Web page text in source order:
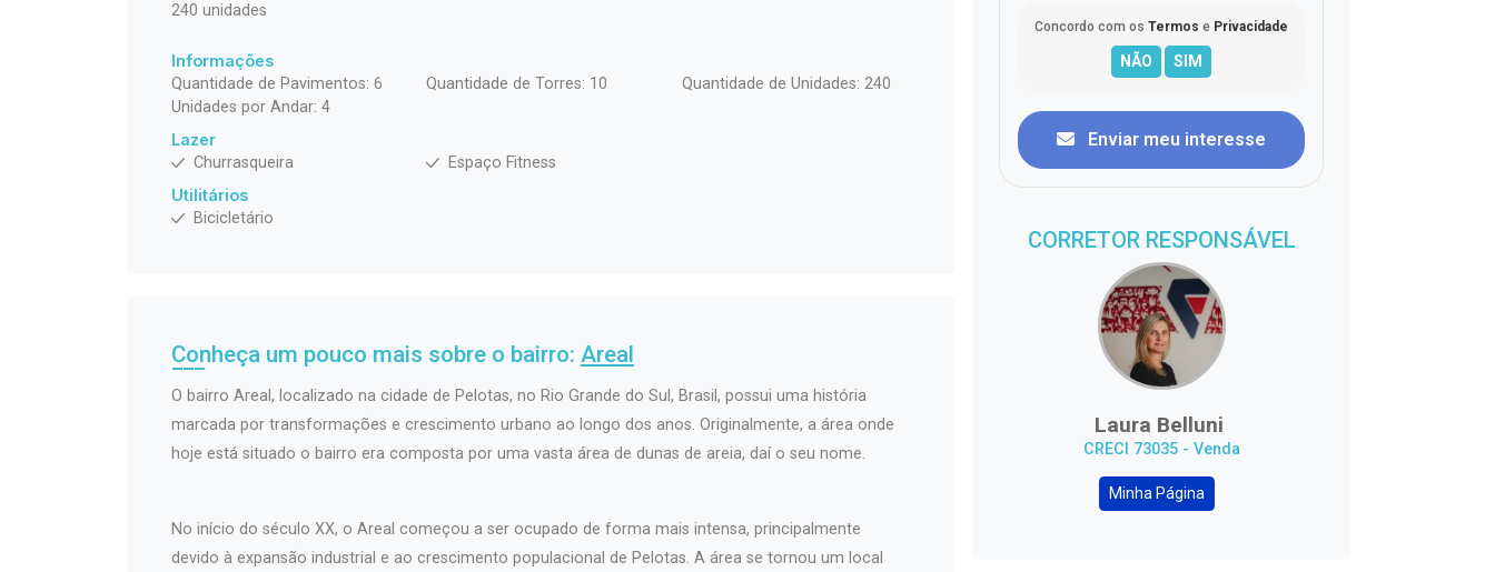
240 unidades
Informações
Quantidade de Pavimentos: 6
Quantidade de Torres: 10
Quantidade de Unidades: 240
Unidades por Andar: 4
Lazer
Churrasqueira
Espaço Fitness
Utilitários
Bicicletário
Conheça um pouco mais sobre o bairro: Areal
O bairro Areal, localizado na cidade de Pelotas, no Rio Grande do Sul, Brasil, possui uma história
marcada por transformações e crescimento urbano ao longo dos anos. Originalmente, a área onde
hoje está situado o bairro era composta por uma vasta área de dunas de areia, daí o seu nome.
No início do século XX, o Areal começou a ser ocupado de forma mais intensa, principalmente
devido à expansão industrial e ao crescimento populacional de Pelotas. A área se tornou um local
Concordo com os Termos e Privacidade
Enviar meu interesse
CORRETOR RESPONSÁVEL
Laura Belluni
CRECI 73035 - Venda
Minha Página